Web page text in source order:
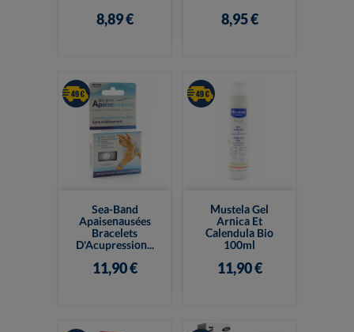
8,89 € 8,95 €
Sea-Band
Apaisenausées
Bracelets
D'Acupression...
11,90 €
Mustela Gel
Arnica Et
Calendula Bio
100ml
11,90 €